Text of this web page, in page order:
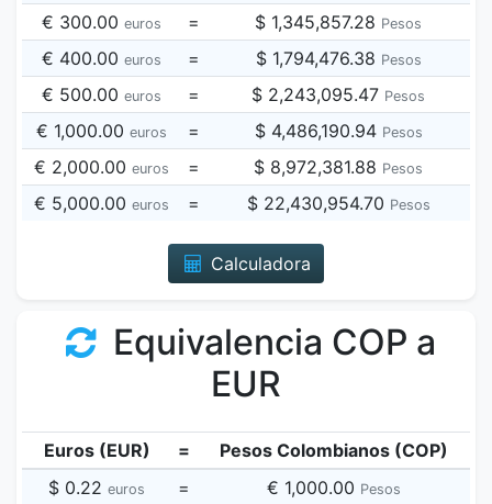
€ 300.00 euros = $ 1,345,857.28 Pesos
€ 400.00 euros = $ 1,794,476.38 Pesos
€ 500.00 euros = $ 2,243,095.47 Pesos
€ 1,000.00 euros = $ 4,486,190.94 Pesos
€ 2,000.00 euros = $ 8,972,381.88 Pesos
€ 5,000.00 euros = $ 22,430,954.70 Pesos
Calculadora
Equivalencia COP a
EUR
Euros (EUR) =
Pesos Colombianos (COP)
$ 0.22 euros = € 1,000.00 Pesos